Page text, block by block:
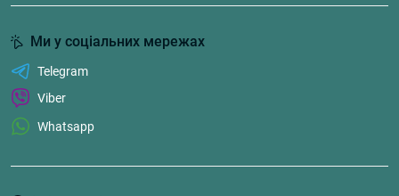
Ми у соціальних мережах
Telegram
Viber
Whatsapp